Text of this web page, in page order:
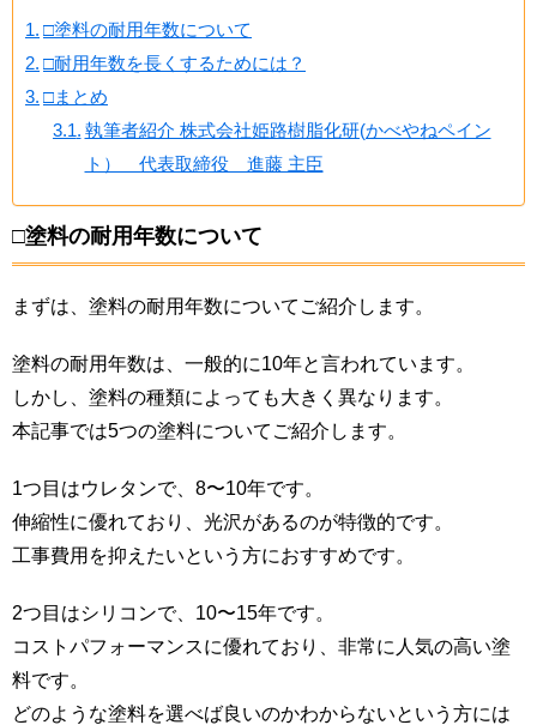
□塗料の耐用年数について
□耐用年数を長くするためには？
□まとめ
執筆者紹介 株式会社姫路樹脂化研(かべやねペイン
ト） 代表取締役 進藤 主臣
□塗料の耐用年数について
まずは、塗料の耐用年数についてご紹介します。
塗料の耐用年数は、一般的に10年と言われています。
しかし、塗料の種類によっても大きく異なります。
本記事では5つの塗料についてご紹介します。
1つ目はウレタンで、8〜10年です。
伸縮性に優れており、光沢があるのが特徴的です。
工事費用を抑えたいという方におすすめです。
2つ目はシリコンで、10〜15年です。
コストパフォーマンスに優れており、非常に人気の高い塗
料です。
どのような塗料を選べば良いのかわからないという方には